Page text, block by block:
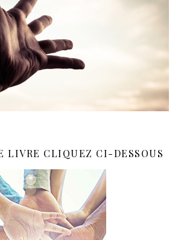
LIVRE CLIQUEZ CI-DESSOUS